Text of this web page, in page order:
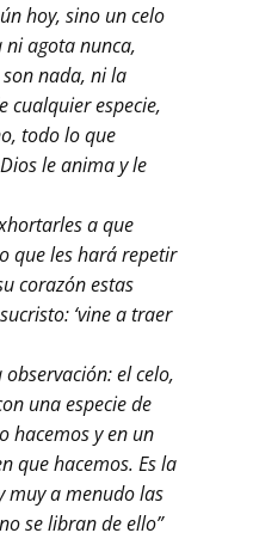
hoy, sino un celo
ni agota nunca,
nada, ni la
cualquier especie,
todo lo que
le anima y le
a que
que les hará repetir
corazón estas
‘vine a traer
el celo,
una especie de
hacemos y en un
que hacemos. Es la
muy a menudo las
se libran de ello”